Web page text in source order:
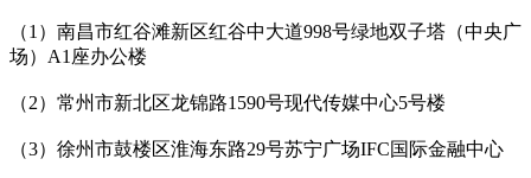
（1）南昌市红谷滩新区红谷中大道998号绿地双子塔（中央广
场）A1座办公楼
（2）常州市新北区龙锦路1590号现代传媒中心5号楼
（3）徐州市鼓楼区淮海东路29号苏宁广场IFC国际金融中心